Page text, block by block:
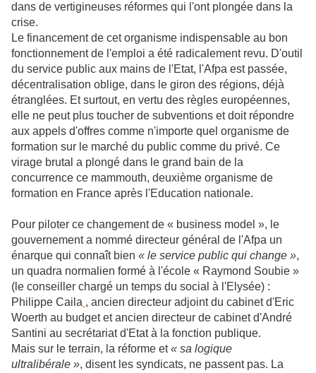
dans de vertigineuses réformes qui l'ont plongée dans la
crise.
Le financement de cet organisme indispensable au bon
fonctionnement de l'emploi a été radicalement revu. D'outil
du service public aux mains de l'Etat, l'Afpa est passée,
décentralisation oblige, dans le giron des régions, déjà
étranglées. Et surtout, en vertu des règles européennes,
elle ne peut plus toucher de subventions et doit répondre
aux appels d'offres comme n'importe quel organisme de
formation sur le marché du public comme du privé. Ce
virage brutal a plongé dans le grand bain de la
concurrence ce mammouth, deuxième organisme de
formation en France après l'Education nationale.
Pour piloter ce changement de « business model », le
gouvernement a nommé directeur général de l'Afpa un
énarque qui connaît bien « le service public qui change »,
un quadra normalien formé à l'école « Raymond Soubie »
(le conseiller chargé un temps du social à l'Elysée) :
Philippe Caila , ancien directeur adjoint du cabinet d'Eric
Woerth au budget et ancien directeur de cabinet d'André
Santini au secrétariat d'Etat à la fonction publique.
Mais sur le terrain, la réforme et« sa logique
ultralibérale », disent les syndicats, ne passent pas. La